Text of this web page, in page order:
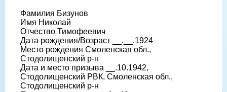
Фамилия Бизунов
Имя Николай
Отчество Тимофеевич
Дата рождения/Возраст __.__.1924
Место рождения Смоленская обл.,
Стодолищенский р-н
Дата и место призыва __.10.1942,
Стодолищенский РВК, Смоленская обл.,
Стодолищенский р-н